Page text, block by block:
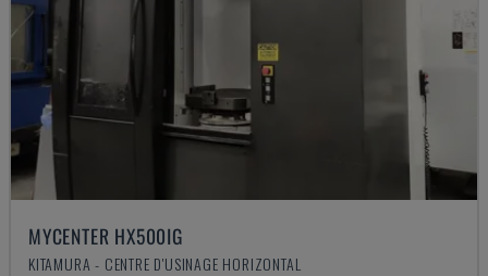
MYCENTER HX500IG
KITAMURA - CENTRE D'USINAGE HORIZONTAL